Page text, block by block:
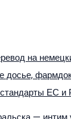
на
досье,
ЕС и